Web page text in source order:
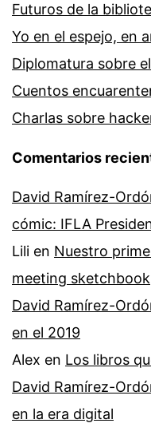
Futuros de la
Yo en el espejo, en
Diplomatura sobre
Cuentos
Charlas sobre
Comentarios
David Ramírez-
cómic: IFLA
Lili en Nuestro
meeting sketchbook
David Ramírez-
en el 2019
Alex en Los libros
David Ramírez-
en la era digital